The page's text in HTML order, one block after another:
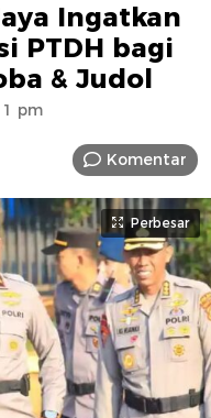
Ingatkan
PTDH bagi
& Judol
pm
Komentar
Perbesar